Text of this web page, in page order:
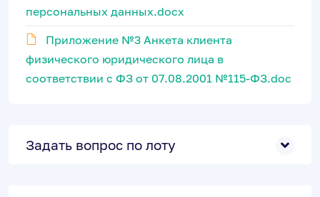
персональных данных.docx
Приложение №3 Анкета клиента
физического юридического лица в
соответствии с ФЗ от 07.08.2001 №115-ФЗ.doc
Задать вопрос по лоту